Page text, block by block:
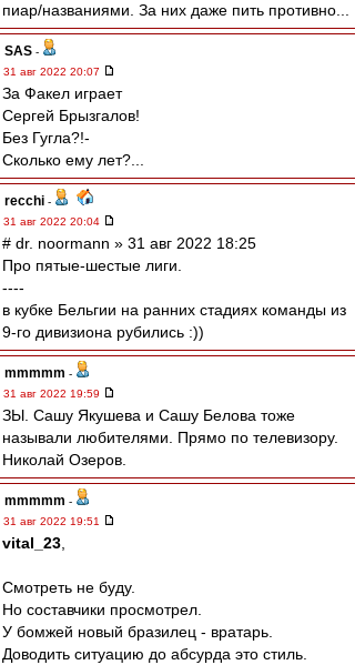
пиар/названиями. За них даже пить противно...
SAS -
31 авг 2022 20:07
За Факел играет
Сергей Брызгалов!
Без Гугла?!-
Сколько ему лет?...
recchi -
31 авг 2022 20:04
# dr. noormann » 31 авг 2022 18:25
Про пятые-шестые лиги.
----
в кубке Бельгии на ранних стадиях команды из
9-го дивизиона рубились :))
mmmmm -
31 авг 2022 19:59
ЗЫ. Сашу Якушева и Сашу Белова тоже
называли любителями. Прямо по телевизору.
Николай Озеров.
mmmmm -
31 авг 2022 19:51
vital_23
Смотреть не буду.
Но составчики просмотрел.
У бомжей новый бразилец - вратарь.
Доводить ситуацию до абсурда это стиль.